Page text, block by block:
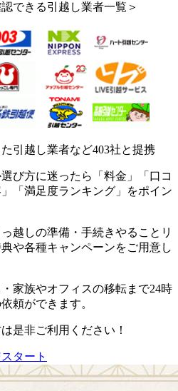
できる引越し業者一覧＞
引越し業者など403社と提携
び方に迷ったら「料金」「口コ
「満足度ランキング」をポイン
越しの準備・手続きやることリ
や各種キャンペーンをご用意し
家族やオフィスの移転まで24時
頼ができます。
是非ご利用ください！
タート